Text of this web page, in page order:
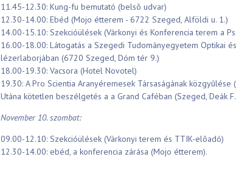
11.45-12.30: Kung-fu bemutató (belsõ udvar)
12.30-14.00: Ebéd (Mojo étterem - 6722 Szeged, Alföldi u. 1.)
14.00-15.10: Szekcióülések (Várkonyi és Konferencia terem a
16.00-18.00: Látogatás a Szegedi Tudományegyetem Optikai
lézerlaborjában (6720 Szeged, Dóm tér 9.)
18.00-19.30: Vacsora (Hotel Novotel)
19.30: A Pro Scientia Aranyéremesek Társaságának
Utána kötetlen beszélgetés a a Grand Caféban (Szeged, Deák
November 10. szombat:
09.00-12.10: Szekcióülések (Várkonyi terem és TTIK-elõadó)
12.30-14.00: ebéd, a konferencia zárása (Mojo étterem).